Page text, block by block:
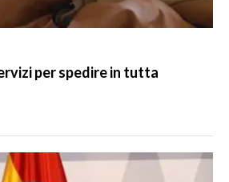
per spedire in tutta